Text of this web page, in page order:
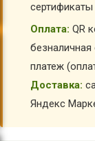
Оплата: QR
платеж
Доставка:
Яндекс